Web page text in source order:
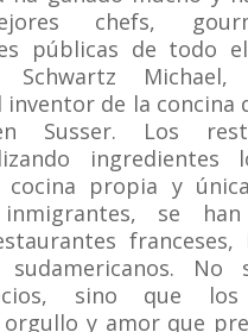
chefs,
públicas de todo
Michael,
inventor de la concina
Susser. Los
ingredientes
cocina propia y
se
franceses,
sudamericanos. No
sino que los
y amor que